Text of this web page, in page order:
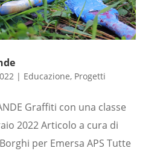
| Educazione, Progetti
Graffiti con una classe
2022 Articolo a cura di
per Emersa APS Tutte